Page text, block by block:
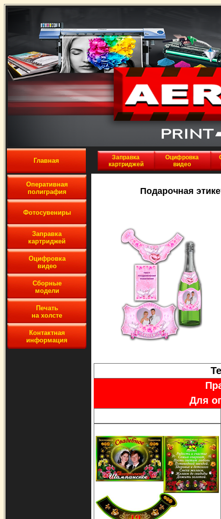
Главная
Заправка
картриджей
Оцифровка
видео
Оперативная
полиграфия
Фотосувениры
Заправка
картриджей
Оцифровка
видео
Сборные
модели
Печать
на холсте
Контактная
информация
Подарочная
Для